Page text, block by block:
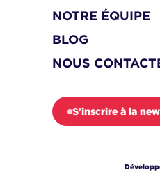
NOTRE ÉQUIPE
BLOG
NOUS
S'inscrire à la